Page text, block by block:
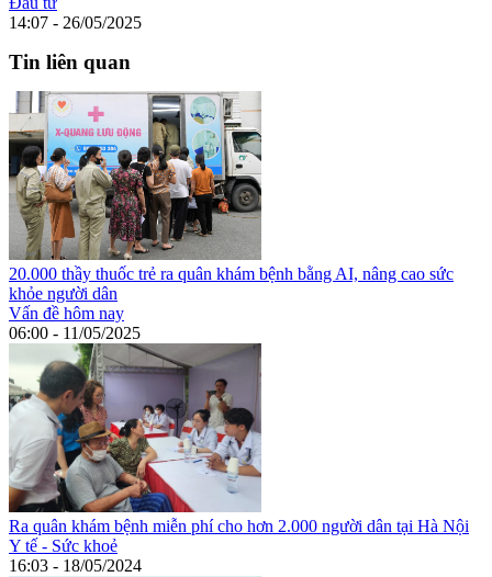
14:07 - 26/05/2025
Tin liên quan
20.000 thầy thuốc trẻ ra quân khám bệnh bằng AI, nâng cao sức
khỏe người dân
Vấn đề hôm nay
06:00 - 11/05/2025
Ra quân khám bệnh miễn phí cho hơn 2.000 người dân tại Hà Nội
Y tế - Sức khoẻ
16:03 - 18/05/2024